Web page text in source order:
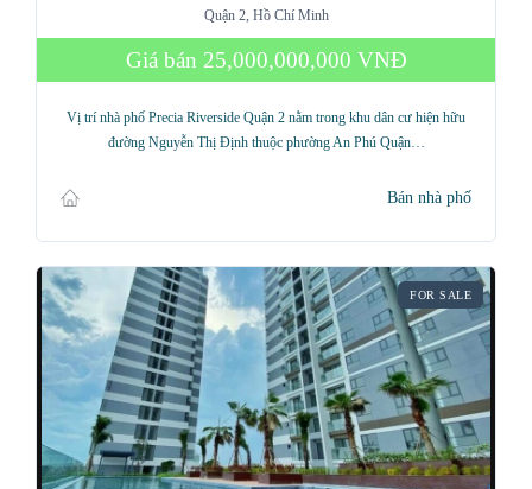
Quận 2, Hồ Chí Minh
Giá bán 25,000,000,000 VNĐ
Vị trí nhà phố Precia Riverside Quận 2 nằm trong khu dân cư hiện hữu
đường Nguyễn Thị Định thuộc phường An Phú Quận…
Bán nhà phố
FOR SALE